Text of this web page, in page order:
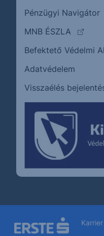
Pénzügyi Navigátor
MNB ÉSZLA
(külső
Befektető Védelmi
Adatvédelem
Visszaélés
Karrier